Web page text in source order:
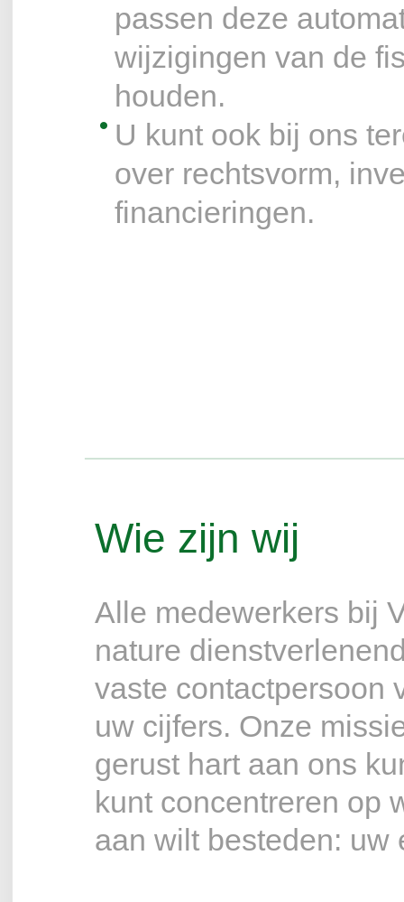
passen deze
wijzigingen van de
houden.
U kunt ook bij ons
over rechtsvorm,
financieringen.
Wie zijn wij
Alle medewerkers bij
nature
vaste contactpersoon
uw cijfers. Onze
gerust hart aan ons
kunt concentreren op
aan wilt besteden: uw